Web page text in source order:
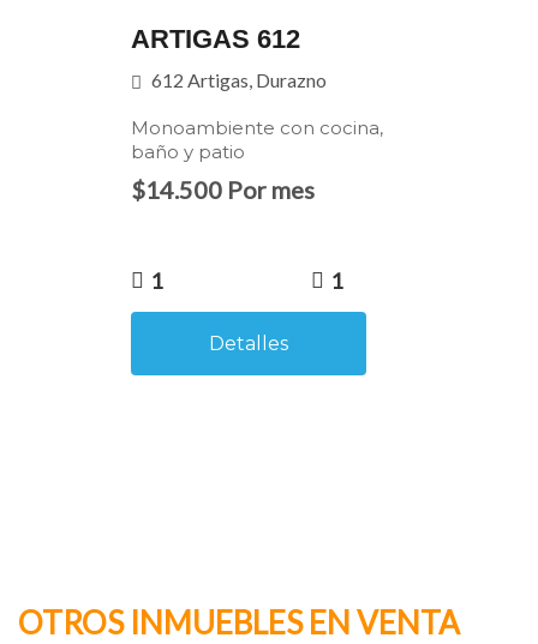
ARTIGAS 612
612 Artigas, Durazno
Monoambiente con cocina,
baño y patio
$14.500 Por mes
1 1
Detalles
OTROS INMUEBLES EN VENTA